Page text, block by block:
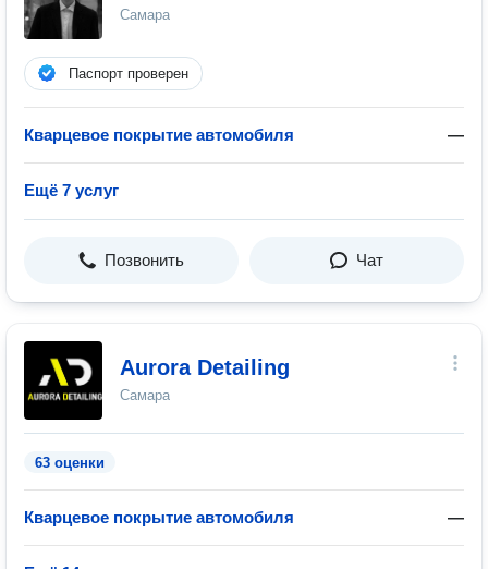
Самара
Паспорт проверен
Кварцевое покрытие автомобиля —
Ещё 7 услуг
Позвонить Чат
Aurora Detailing
Самара
63 оценки
Кварцевое покрытие автомобиля —